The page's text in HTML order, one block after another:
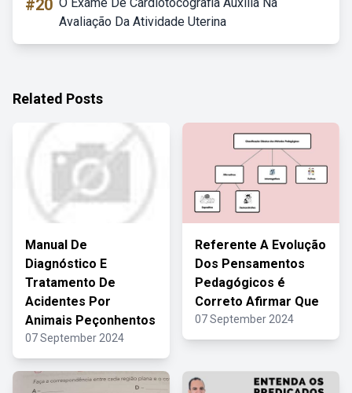
#20
Avaliação Da Atividade Uterina
Related Posts
Manual De
Diagnóstico E
Tratamento De
Acidentes Por
Animais Peçonhentos
07 September 2024
Referente A Evolução
Dos Pensamentos
Pedagógicos é
Correto Afirmar Que
07 September 2024